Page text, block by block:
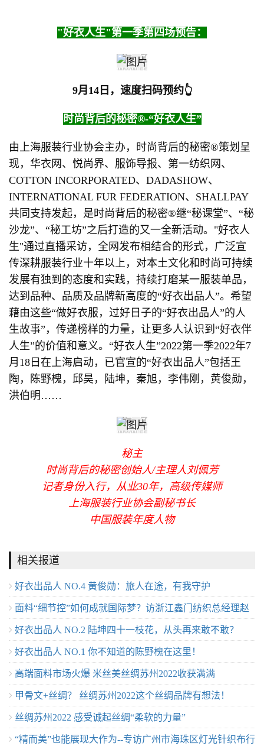
"好衣人生"第一季第四场预告：
9月14日，速度扫码预约👆
时尚背后的秘密®️-“好衣人生”
由上海服装行业协会主办，时尚背后的秘密®️策划呈
现，华衣网、悦尚界、服饰导报、第一纺织网、
COTTON INCORPORATED、DADASHOW、
INTERNATIONAL FUR FEDERATION、SHALLPAY
共同支持发起，是时尚背后的秘密®️继“秘课堂”、“秘
沙龙”、“秘工坊”之后打造的又一全新活动。"好衣人
生"通过直播采访，全网发布相结合的形式，广泛宣
传深耕服装行业十年以上，对本土文化和时尚可持续
发展有独到的态度和实践，持续打磨某一服装单品，
达到品种、品质及品牌新高度的“好衣出品人”。希望
藉由这些“做好衣服，过好日子的“好衣出品人”的人
生故事”，传递榜样的力量，让更多人认识到“好衣伴
人生”的价值和意义。“好衣人生”2022第一季2022年7
月18日在上海启动，已官宣的“好衣出品人”包括王
陶，陈野槐，邱昊，陆坤，秦旭，李伟刚，黄俊勋，
洪伯明……
秘主
时尚背后的秘密创始人/主理人刘佩芳
记者身份入行，从业30年，高级传媒师
上海服装行业协会副秘书长
中国服装年度人物
相关报道
好衣出品人 NO.4 黄俊勋：旅人在途，有我守护
面料“细节控”如何成就国际梦？访浙江鑫门纺织总经理赵
淳千
好衣出品人 NO.2 陆坤四十一枝花，从头再来敢不敢？
好衣出品人 NO.1 你不知道的陈野槐在这里！
高端面料市场火爆 米丝美丝绸苏州2022收获满满
甲骨文+丝绸？ 丝绸苏州2022这个丝绸品牌有想法！
丝绸苏州2022 感受诚起丝绸“柔软的力量”
“精而美”也能展现大作为--专访广州市海珠区灯光针织布行